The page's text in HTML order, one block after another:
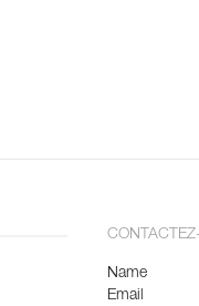
Name
Email